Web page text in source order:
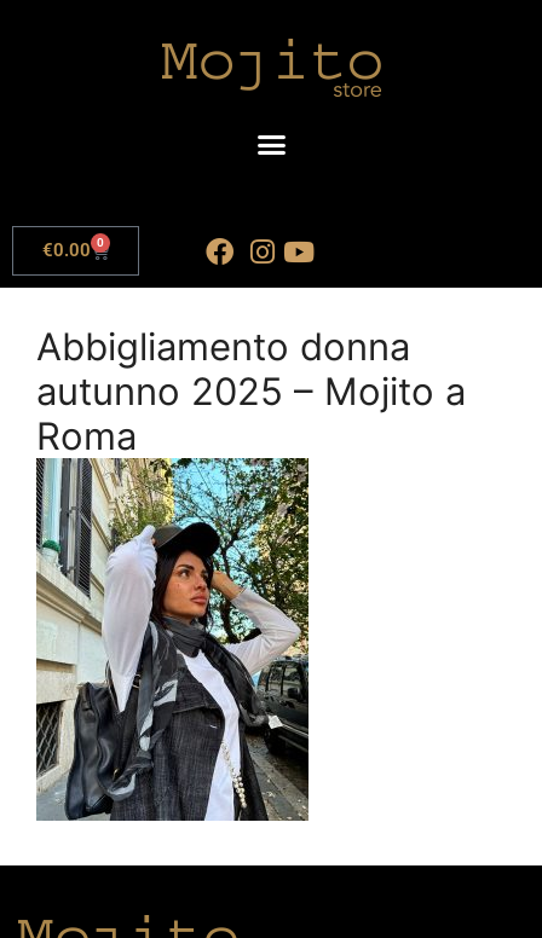
€0.00 0
Abbigliamento donna
autunno 2025 – Mojito a
Roma